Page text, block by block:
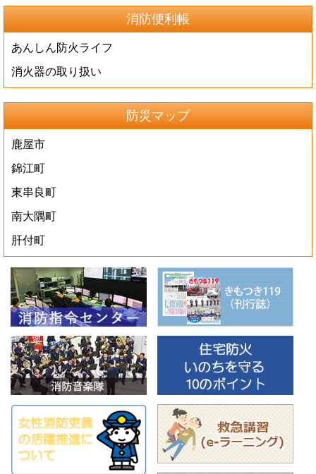
消防便利帳
あんしん防火ライフ
消火器の取り扱い
防災マップ
鹿屋市
錦江町
東串良町
南大隅町
肝付町